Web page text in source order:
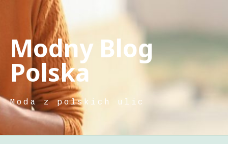
content
Modny Blog
Polska
Moda z polskich ulic